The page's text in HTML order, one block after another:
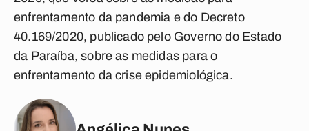
enfrentamento da pandemia e do Decreto
40.169/2020, publicado pelo Governo do Estado
da Paraíba, sobre as medidas para o
enfrentamento da crise epidemiológica.